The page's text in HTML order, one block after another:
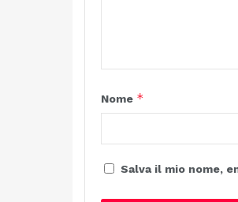
Nome *
Salva il mio nome,